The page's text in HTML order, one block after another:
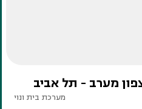
מערב - תל אביב
מערכת בית ונוי